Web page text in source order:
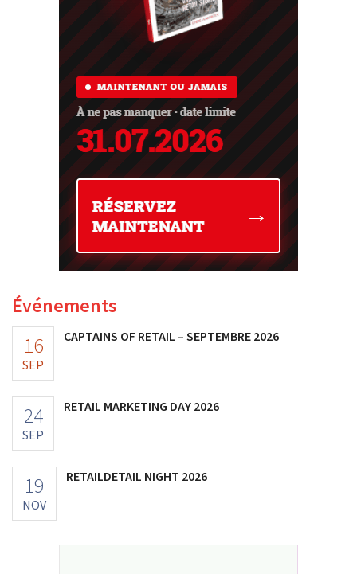
Événements
16
SEP
CAPTAINS OF RETAIL – SEPTEMBRE 2026
24
SEP
RETAIL MARKETING DAY 2026
19
NOV
RETAILDETAIL NIGHT 2026